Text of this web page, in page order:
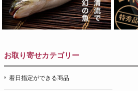
お取り寄せカテゴリー
着日指定ができる商品